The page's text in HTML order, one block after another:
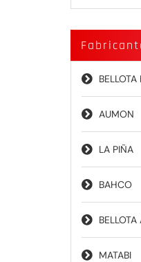
BELLOTA
AUMON
LA PIÑA
BAHCO
MATABI